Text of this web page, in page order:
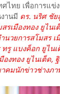
ไทย เพื่อการแ
านมี ดร. นริศ ชัย
เมืองทอง ยูไนเ
วยการสโมสร
รู แบงค็อก ยูไน
งทอง ยูไนเต็ด,
คมนักข่าวช่างภ